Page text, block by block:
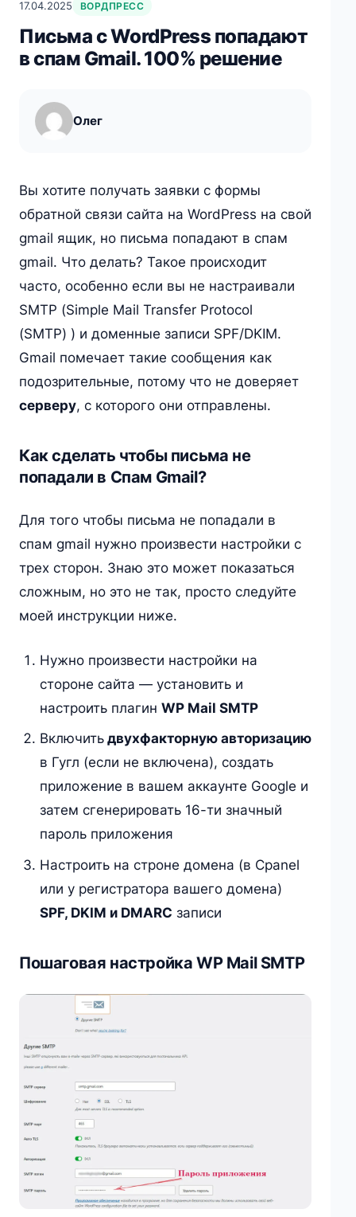
17.04.2025 ВОРДПРЕСС
Письма с WordPress попадают
в спам Gmail. 100% решение
Олег
Вы хотите получать заявки с формы
обратной связи сайта на WordPress на свой
gmail ящик, но письма попадают в спам
gmail. Что делать? Такое происходит
часто, особенно если вы не настраивали
SMTP (Simple Mail Transfer Protocol
(SMTP) ) и доменные записи SPF/DKIM.
Gmail помечает такие сообщения как
подозрительные, потому что не доверяет
серверу, с которого они отправлены.
Как сделать чтобы письма не
попадали в Спам Gmail?
Для того чтобы письма не попадали в
спам gmail нужно произвести настройки с
трех сторон. Знаю это может показаться
сложным, но это не так, просто следуйте
моей инструкции ниже.
Нужно произвести настройки на
стороне сайта — установить и
настроить плагин WP Mail SMTP
Включитьдвухфакторную авторизацию
в Гугл (если не включена), создать
приложение в вашем аккаунте Google и
затем сгенерировать 16-ти значный
пароль приложения
Настроить на строне домена (в Cpanel
или у регистратора вашего домена)
SPF, DKIM и DMARC записи
Пошаговая настройка WP Mail SMTP